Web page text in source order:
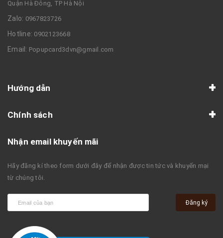
Quận Hà Đông, TP Hà Nội
Zalo: 0967823726
Hotline: 0902123668
Email: Popupcard3dvn@gmail.com
Hướng dẫn
Chính sách
Nhận email khuyến mãi
Hãy đăng kí theo form dưới đây để nhận được tin tức và khuyến mại
từ chúng tôi.
Đăng ký